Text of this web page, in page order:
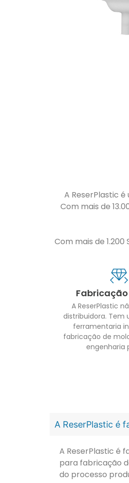
A ReserPlastic
Com mais de
Com mais de
A ReserPlastic
distribuidora. Tem
ferramentaria
fabricação de
engenharia
A ReserPlastic é
A ReserPlastic é
para fabricação
do processo